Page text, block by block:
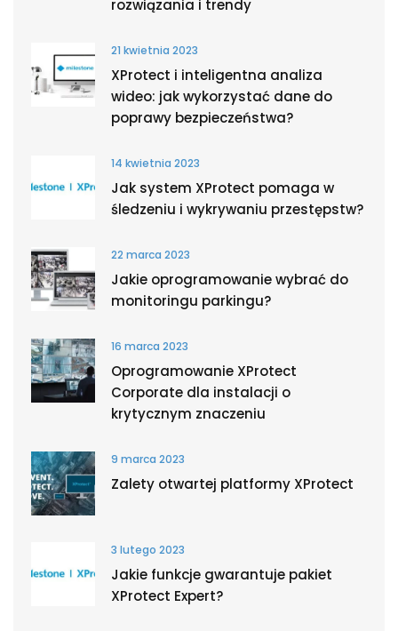
rozwiązania i trendy
21 kwietnia 2023
XProtect i inteligentna analiza
wideo: jak wykorzystać dane do
poprawy bezpieczeństwa?
14 kwietnia 2023
Jak system XProtect pomaga w
śledzeniu i wykrywaniu przestępstw?
22 marca 2023
Jakie oprogramowanie wybrać do
monitoringu parkingu?
16 marca 2023
Oprogramowanie XProtect
Corporate dla instalacji o
krytycznym znaczeniu
9 marca 2023
Zalety otwartej platformy XProtect
3 lutego 2023
Jakie funkcje gwarantuje pakiet
XProtect Expert?